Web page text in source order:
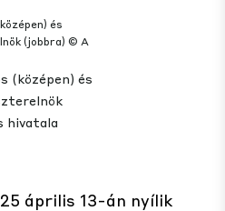
(középen) és
hivatala
április 13-án nyílik